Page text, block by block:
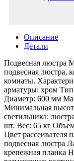
Описание
Детали
Подвесная люстра
подвесная люстра,
комнаты.
арматуры: хром
Диаметр: 600 мм
Минимальная
светильника:
шт. Вес: 65 кг
Цвет рассеивателя
подвесная люстра
крепежная планка